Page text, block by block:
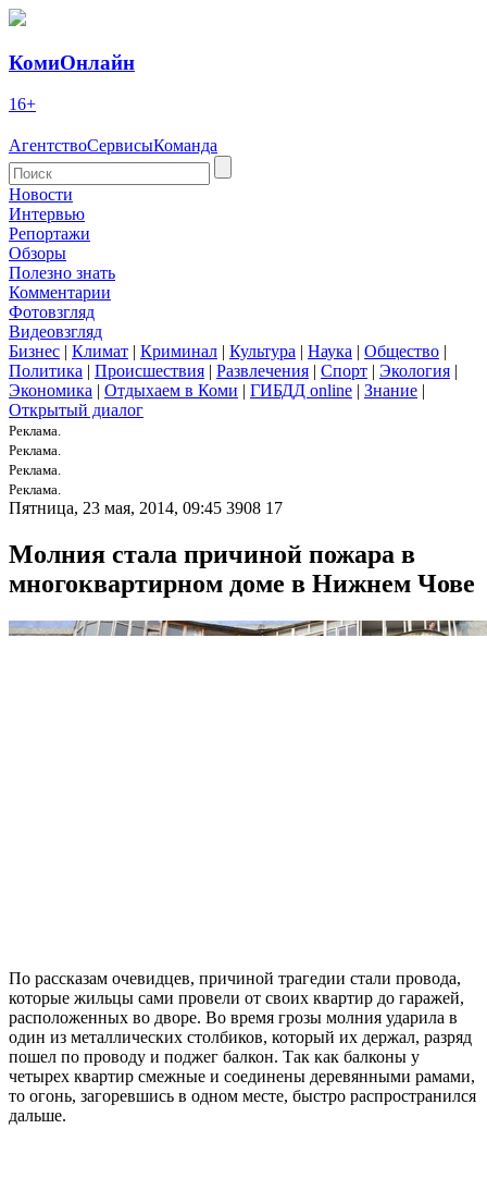
КомиОнлайн
16+
АгентствоСервисыКоманда
Новости
Интервью
Репортажи
Обзоры
Полезно знать
Комментарии
Фотовзгляд
Видеовзгляд
Бизнес | Климат | Криминал | Культура | Наука | Общество |
Политика | Происшествия | Развлечения | Спорт | Экология |
Экономика | Отдыхаем в Коми | ГИБДД online | Знание |
Открытый диалог
Реклама.
Реклама.
Реклама.
Реклама.
Пятница, 23 мая, 2014, 09:45 3908 17
Молния стала причиной пожара в
многоквартирном доме в Нижнем Чове
По рассказам очевидцев, причиной трагедии стали провода,
которые жильцы сами провели от своих квартир до гаражей,
расположенных во дворе. Во время грозы молния ударила в
один из металлических столбиков, который их держал, разряд
пошел по проводу и поджег балкон. Так как балконы у
четырех квартир смежные и соединены деревянными рамами,
то огонь, загоревшись в одном месте, быстро распространился
дальше.